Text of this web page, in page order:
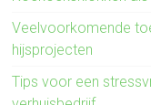
Veelvoorkomende
hijsprojecten
Tips voor een